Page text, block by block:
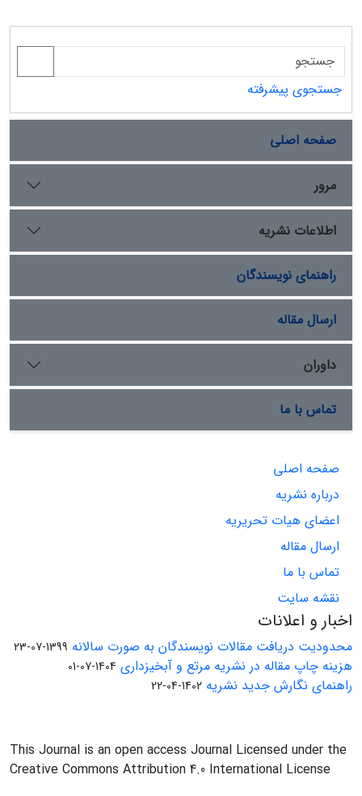
جستجوی پیشرفته
صفحه اصلی
مرور
اطلاعات نشریه
راهنمای نویسندگان
ارسال مقاله
داوران
تماس با ما
صفحه اصلی
درباره نشریه
اعضای هیات تحریریه
ارسال مقاله
تماس با ما
نقشه سایت
اخبار و اعلانات
محدودیت دریافت مقالات نویسندگان به صورت سالانه 1399-07-23
هزینه چاپ مقاله در نشریه مرتع و آبخیزداری 1404-07-01
راهنمای نگارش جدید نشریه 1402-04-22
This Journal is an open access Journal Licensed under the
Creative Commons Attribution 4.0 International License